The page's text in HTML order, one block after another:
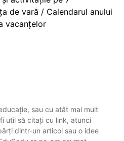
de vară / Calendarul anului
vacanțelor
sau cu atât mai mult
util să citați cu link, atunci
dintr-un articol sau o idee